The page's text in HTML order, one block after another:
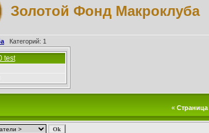
Золотой Фонд Макроклуба
Категорий: 1
test
« Страница